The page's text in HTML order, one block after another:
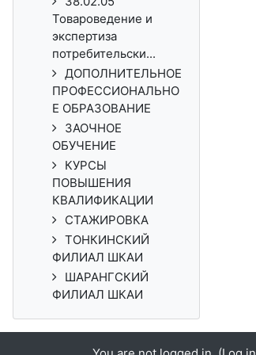
Товароведение и
экспертиза
потребительски...
ДОПОЛНИТЕЛЬНОЕ
ПРОФЕССИОНАЛЬНО
Е ОБРАЗОВАНИЕ
ЗАОЧНОЕ
ОБУЧЕНИЕ
КУРСЫ
ПОВЫШЕНИЯ
КВАЛИФИКАЦИИ
СТАЖИРОВКА
ТОНКИНСКИЙ
ФИЛИАЛ ШКАИ
ШАРАНГСКИЙ
ФИЛИАЛ ШКАИ